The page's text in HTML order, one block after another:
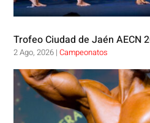
Trofeo Ciudad de Jaén AECN
2 Ago, 2026 |Campeonatos